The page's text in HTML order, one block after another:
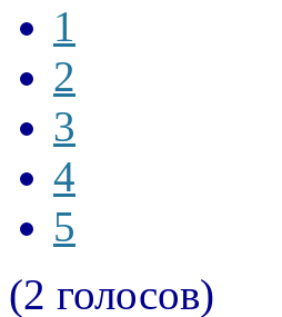
1
2
3
4
5
(2 голосов)